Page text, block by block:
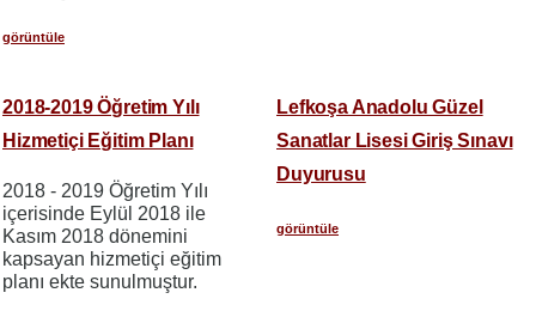
görüntüle
2018-2019 Öğretim Yılı
Hizmetiçi Eğitim Planı
2018 - 2019 Öğretim Yılı
içerisinde Eylül 2018 ile
Kasım 2018 dönemini
kapsayan hizmetiçi eğitim
planı ekte sunulmuştur.
Lefkoşa Anadolu Güzel
Sanatlar Lisesi Giriş Sınavı
Duyurusu
görüntüle